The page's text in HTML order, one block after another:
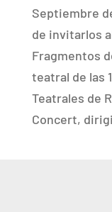
Septiembre
de invitarlos
Fragmentos
teatral de las
Teatrales de
Concert,